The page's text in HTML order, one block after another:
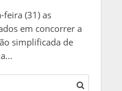
feira (31) as
em concorrer a
simplificada de